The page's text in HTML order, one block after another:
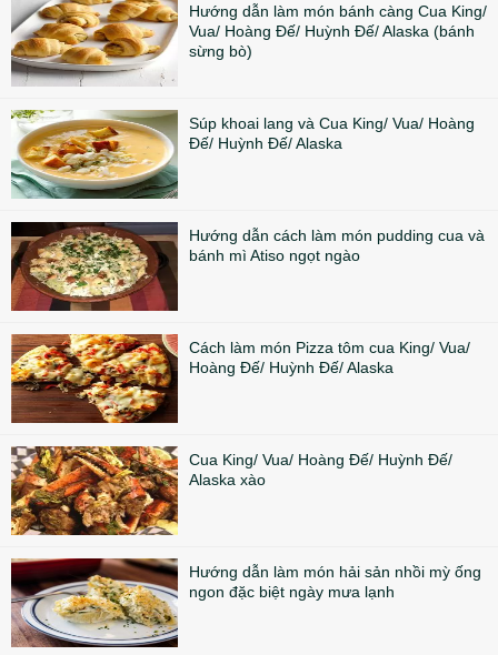
Hướng dẫn làm món bánh càng Cua King/
Vua/ Hoàng Đế/ Huỳnh Đế/ Alaska (bánh
sừng bò)
Súp khoai lang và Cua King/ Vua/ Hoàng
Đế/ Huỳnh Đế/ Alaska
Hướng dẫn cách làm món pudding cua và
bánh mì Atiso ngọt ngào
Cách làm món Pizza tôm cua King/ Vua/
Hoàng Đế/ Huỳnh Đế/ Alaska
Cua King/ Vua/ Hoàng Đế/ Huỳnh Đế/
Alaska xào
Hướng dẫn làm món hải sản nhồi mỳ ống
ngon đặc biệt ngày mưa lạnh